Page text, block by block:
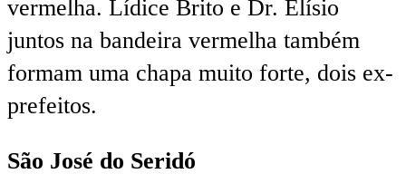
vermelha. Lídice Brito e Dr. Elísio
juntos na bandeira vermelha também
formam uma chapa muito forte, dois ex-
prefeitos.
São José do Seridó